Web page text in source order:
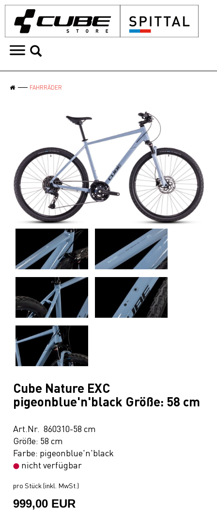
FAHRRÄDER
Cube Nature EXC
pigeonblue'n'black Größe: 58 cm
Art.Nr. 860310-58 cm
Größe: 58 cm
Farbe: pigeonblue'n'black
nicht verfügbar
pro Stück (inkl. MwSt.)
999,00 EUR